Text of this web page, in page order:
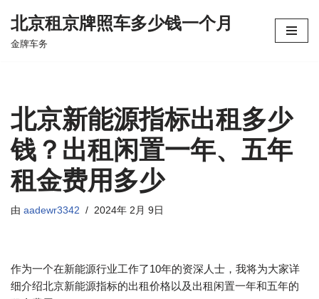
跳
北京租京牌照车多少钱一个月
金牌车务
北京新能源指标出租多少
钱？出租闲置一年、五年
租金费用多少
由 aadewr3342 2024年 2月 9日
作为一个在新能源行业工作了10年的资深人士，我将为大家详
细介绍北京新能源指标的出租价格以及出租闲置一年和五年的